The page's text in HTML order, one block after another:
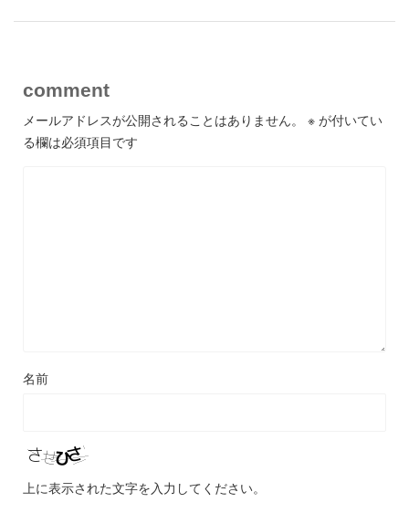
comment
メールアドレスが公開されることはありません。 ※ が付いてい
る欄は必須項目です
名前
上に表示された文字を入力してください。